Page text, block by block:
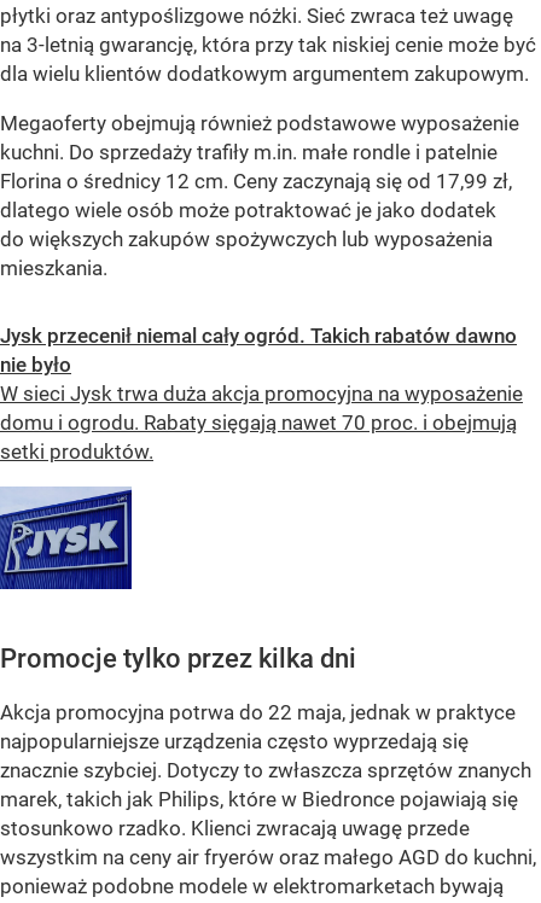
płytki oraz antypoślizgowe nóżki. Sieć zwraca też uwagę
na 3-letnią gwarancję, która przy tak niskiej cenie może być
dla wielu klientów dodatkowym argumentem zakupowym.
Megaoferty obejmują również podstawowe wyposażenie
kuchni. Do sprzedaży trafiły m.in. małe rondle i patelnie
Florina o średnicy 12 cm. Ceny zaczynają się od 17,99 zł,
dlatego wiele osób może potraktować je jako dodatek
do większych zakupów spożywczych lub wyposażenia
mieszkania.
Jysk przecenił niemal cały ogród. Takich rabatów dawno
nie było
W sieci Jysk trwa duża akcja promocyjna na wyposażenie
domu i ogrodu. Rabaty sięgają nawet 70 proc. i obejmują
setki produktów.
Promocje tylko przez kilka dni
Akcja promocyjna potrwa do 22 maja, jednak w praktyce
najpopularniejsze urządzenia często wyprzedają się
znacznie szybciej. Dotyczy to zwłaszcza sprzętów znanych
marek, takich jak Philips, które w Biedronce pojawiają się
stosunkowo rzadko. Klienci zwracają uwagę przede
wszystkim na ceny air fryerów oraz małego AGD do kuchni,
ponieważ podobne modele w elektromarketach bywają